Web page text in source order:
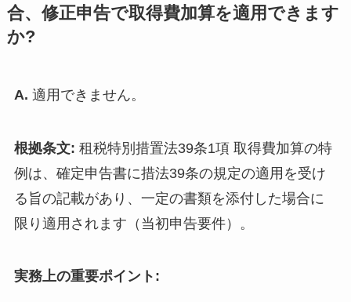
合、修正申告で取得費加算を適用できます
か?
A. 適用できません。
根拠条文: 租税特別措置法39条1項 取得費加算の特
例は、確定申告書に措法39条の規定の適用を受け
る旨の記載があり、一定の書類を添付した場合に
限り適用されます（当初申告要件）。
実務上の重要ポイント: